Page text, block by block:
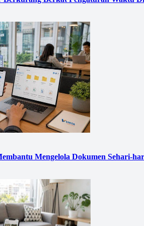
Mengelola Dokumen Sehari-